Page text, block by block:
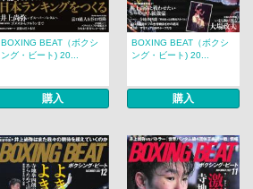
BOXING BEAT（ボクシ
ング・ビート) 20...
購入
BOXING BEAT（ボクシ
ング・ビート) 20...
購入